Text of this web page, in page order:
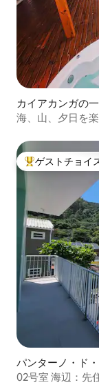
カイアカンガの
海、山、夕日を
大好評のゲスト
ゲストチョイ
パンターノ・ド
02号室 海辺：先